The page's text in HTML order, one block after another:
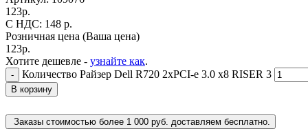
123р.
C НДС: 148 р.
Розничная цена (Ваша цена)
123р.
Хотите дешевле - узнайте как.
- Количество Райзер Dell R720 2xPCI-e 3.0 x8 RISER 3
В корзину
Заказы стоимостью более 1 000 руб. доставляем бесплатно.